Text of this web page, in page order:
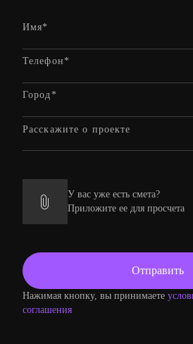
У вас уже есть смета?
Приложите ее для просчета
Нажимая кнопку, вы принимаете
соглашения